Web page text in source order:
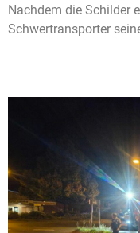
Nachdem die Schilder
Schwertransporter